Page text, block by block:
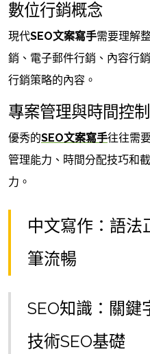
數位行銷概念
現代SEO文案寫手需要理解
銷、電子郵件行銷、內容行
行銷策略的內容。
專案管理與時間控制
優秀的SEO文案寫手往往需
管理能力、時間分配技巧和
力。
中文寫作：語法
筆流暢
SEO知識：關鍵
技術SEO基礎